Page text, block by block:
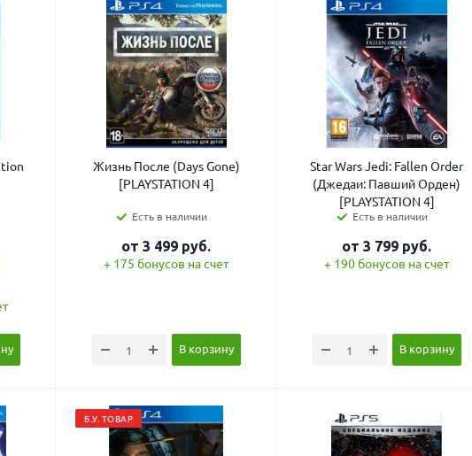
Жизнь После (Days Gone)
[PLAYSTATION 4]
Есть в наличии
от 3 499 руб.
+ 175 бонусов на счет
В корзину
Star Wars Jedi: Fallen Order
(Джедаи: Павший Орден)
[PLAYSTATION 4]
Есть в наличии
от 3 799 руб.
+ 190 бонусов на счет
В корзину
Б.У. ТОВАР